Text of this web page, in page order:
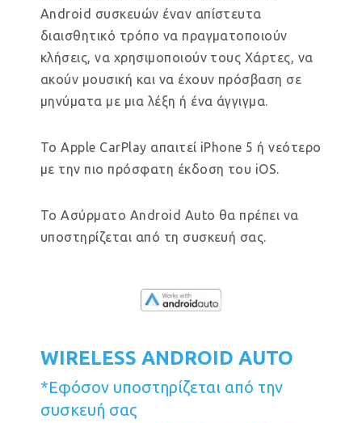
Android συσκευών έναν απίστευτα
διαισθητικό τρόπο να πραγματοποιούν
κλήσεις, να χρησιμοποιούν τους Χάρτες, να
ακούν μουσική και να έχουν πρόσβαση σε
μηνύματα με μια λέξη ή ένα άγγιγμα.
Το Apple CarPlay απαιτεί iPhone 5 ή νεότερο
με την πιο πρόσφατη έκδοση του iOS.
Το Ασύρματο Android Auto θα πρέπει να
υποστηρίζεται από τη συσκευή σας.
WIRELESS ANDROID AUTO
*Εφόσον υποστηρίζεται από την
συσκευή σας